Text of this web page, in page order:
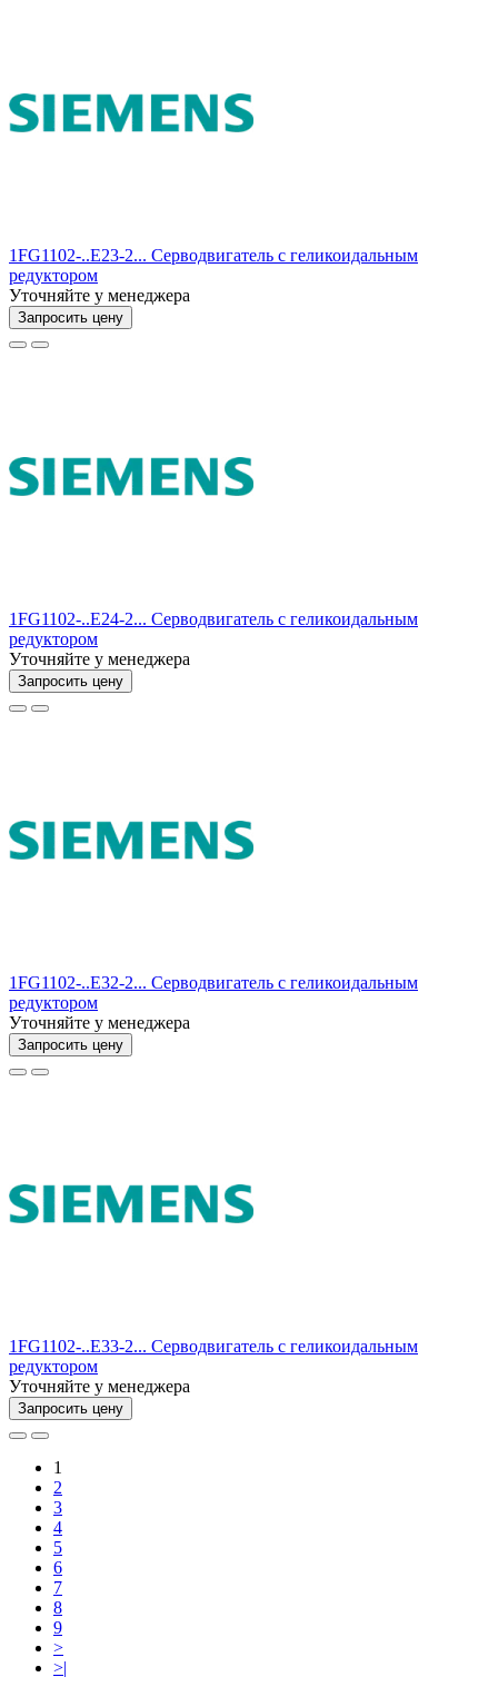
1FG1102-..E23-2... Серводвигатель с геликоидальным
редуктором
Уточняйте у менеджера
Запросить цену
1FG1102-..E24-2... Серводвигатель с геликоидальным
редуктором
Уточняйте у менеджера
Запросить цену
1FG1102-..E32-2... Серводвигатель с геликоидальным
редуктором
Уточняйте у менеджера
Запросить цену
1FG1102-..E33-2... Серводвигатель с геликоидальным
редуктором
Уточняйте у менеджера
Запросить цену
1
2
3
4
5
6
7
8
9
>
>|